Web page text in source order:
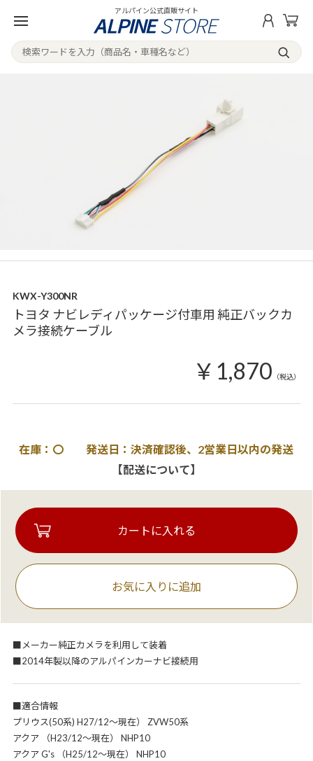
アルパイン公式直販サイト
KWX-Y300NR
トヨタ ナビレディパッケージ付車用 純正バックカ
メラ接続ケーブル
￥1,870 （税込）
在庫：〇 発送日：決済確認後、2営業日以内の発送
【配送について】
お気に入りに追加
■メーカー純正カメラを利用して装着
■2014年製以降のアルパインカーナビ接続用
■適合情報
プリウス(50系) H27/12～現在） ZVW50系
アクア （H23/12～現在） NHP10
アクア G's （H25/12～現在） NHP10